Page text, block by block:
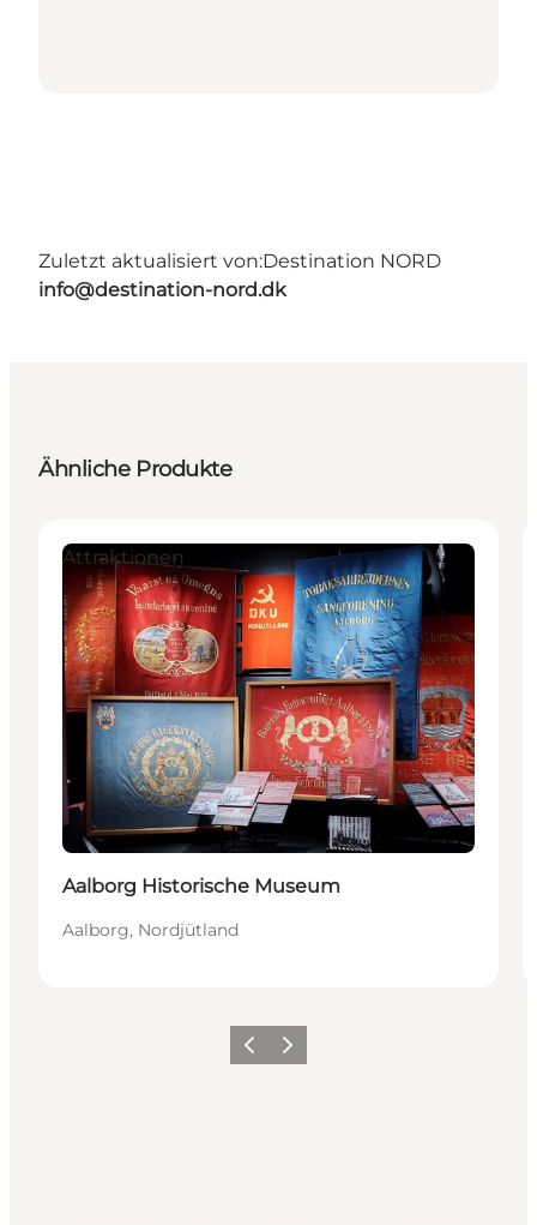
Zuletzt aktualisiert von:Destination NORD
info@destination-nord.dk
Ähnliche Produkte
Attraktionen
Aalborg Historische Museum
Aalborg, Nordjütland
ZurückWeiter